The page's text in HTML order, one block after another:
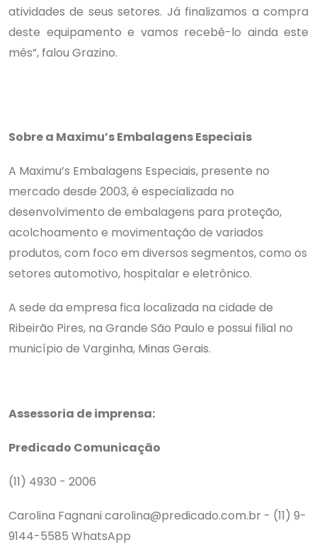
atividades de seus setores. Já finalizamos a compra
deste equipamento e vamos recebê-lo ainda este
mês”, falou Grazino.
Sobre a Maximu’s Embalagens Especiais
A Maximu’s Embalagens Especiais, presente no
mercado desde 2003, é especializada no
desenvolvimento de embalagens para proteção,
acolchoamento e movimentação de variados
produtos, com foco em diversos segmentos, como os
setores automotivo, hospitalar e eletrônico.
A sede da empresa fica localizada na cidade de
Ribeirão Pires, na Grande São Paulo e possui filial no
município de Varginha, Minas Gerais.
Assessoria de imprensa:
Predicado Comunicação
(11) 4930 - 2006
Carolina Fagnani carolina@predicado.com.br - (11) 9-
9144-5585 WhatsApp